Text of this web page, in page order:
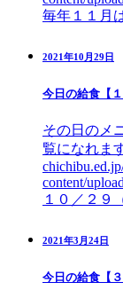
毎年１１月
2021年10月29日
今日の給食【１
その日のメ
覧になれま
content/
１０／２９
2021年3月24日
今日の給食【３